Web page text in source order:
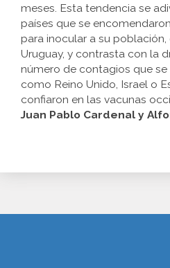
meses. Esta tendencia se
países que se
para inocular a su población,
Uruguay, y contrasta con la
número de contagios que se
como Reino Unido, Israel o
confiaron en las vacunas
Juan Pablo Cardenal y